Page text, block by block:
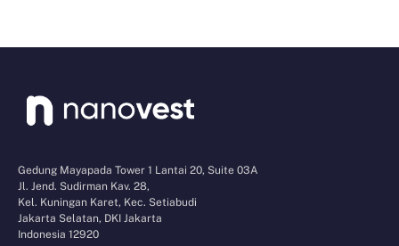
Gedung Mayapada Tower 1 Lantai 20, Suite 03A
Jl. Jend. Sudirman Kav. 28,
Kel. Kuningan Karet, Kec. Setiabudi
Jakarta Selatan, DKI Jakarta
Indonesia 12920